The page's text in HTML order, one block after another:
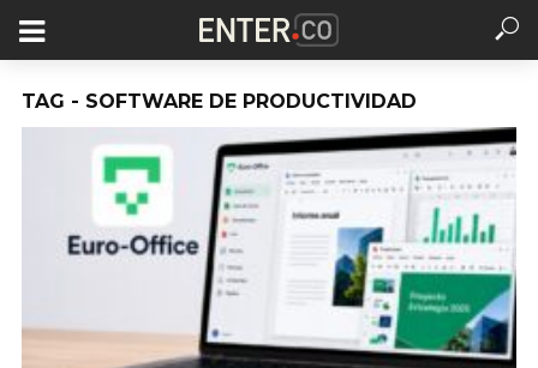
TAG - SOFTWARE DE PRODUCTIVIDAD